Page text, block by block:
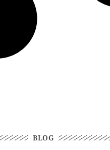
BLOG